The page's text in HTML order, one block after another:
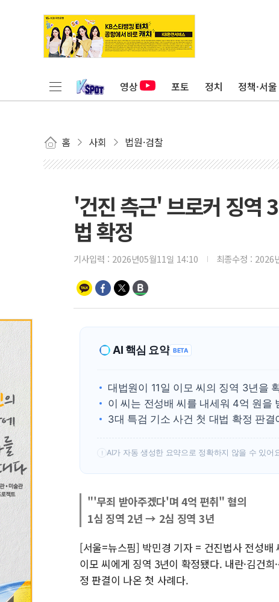
영상 포토 정치 정책·서울
홈 사회 법원·검찰
'건진 측근' 브로커 징역
법 확정
기사입력 : 2026년05월11일 14:10 최종수정 : 2026
AI 핵심 요약 BETA
대법원이 11일 이모 씨의 징역 3년을
이 씨는 전성배 씨를 내세워 4억 원을
3대 특검 기소 사건 첫 대법 확정 판결
! AI가 자동 생성한 요약으로 정확하지 않을 수 있어
"'무죄 받아주겠다'며 4억 편취" 혐의
1심 징역 2년 → 2심 징역 3년
[서울=뉴스핌] 박민경 기자 = 건진법사 전성
이모 씨에게 징역 3년이 확정됐다. 내란·김건
정 판결이 나온 첫 사례다.